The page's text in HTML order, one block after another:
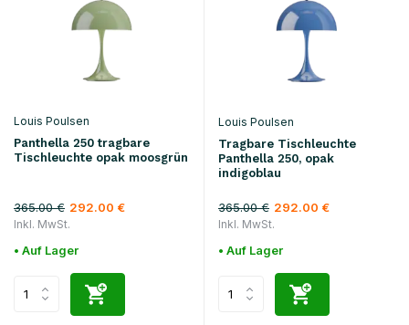
Louis Poulsen
Panthella 250 tragbare
Tischleuchte opak moosgrün
365.00 € 292.00 €
Inkl. MwSt.
• Auf Lager
Louis Poulsen
Tragbare Tischleuchte
Panthella 250, opak
indigoblau
365.00 € 292.00 €
Inkl. MwSt.
• Auf Lager